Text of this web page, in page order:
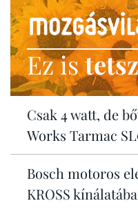
Ez is
Csak 4 watt, de
Works Tarmac
Bosch motoros
KROSS